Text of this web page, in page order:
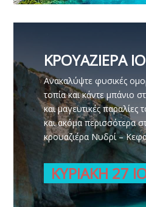
ΚΡΟΥΑΖΙΕΡΑ
Ανακαλύψτε φυσικές
τοπία και κάντε μπάνιο
και μαγευτικές
και ακόμα περισσότερα
κρουαζιέρα Νυδρί –
ΚΥΡΙΑΚΗ 27